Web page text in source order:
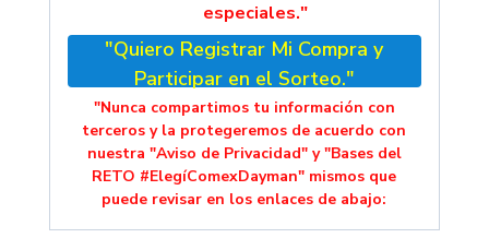
especiales."
"Quiero Registrar Mi Compra y
Participar en el Sorteo."
"Nunca compartimos tu información con
terceros y la protegeremos de acuerdo con
nuestra "Aviso de Privacidad" y "Bases del
RETO #ElegíComexDayman" mismos que
puede revisar en los enlaces de abajo: